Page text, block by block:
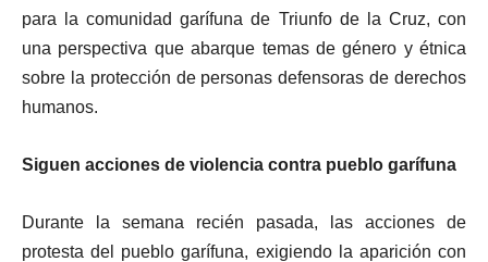
para la comunidad garífuna de Triunfo de la Cruz, con
una perspectiva que abarque temas de género y étnica
sobre la protección de personas defensoras de derechos
humanos.
Siguen acciones de violencia contra pueblo garífuna
Durante la semana recién pasada, las acciones de
protesta del pueblo garífuna, exigiendo la aparición con